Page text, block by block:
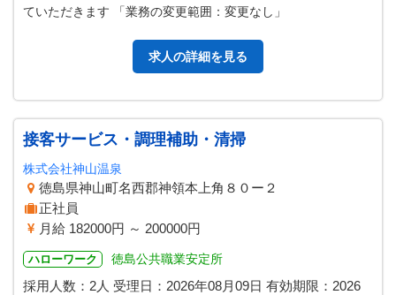
ていただきます 「業務の変更範囲：変更なし」
求人の詳細を見る
接客サービス・調理補助・清掃
株式会社神山温泉
徳島県神山町名西郡神領本上角８０ー２
正社員
月給 182000円 ～ 200000円
ハローワーク 徳島公共職業安定所
採用人数：2人 受理日： 2026年08月09日 有効期限： 2026